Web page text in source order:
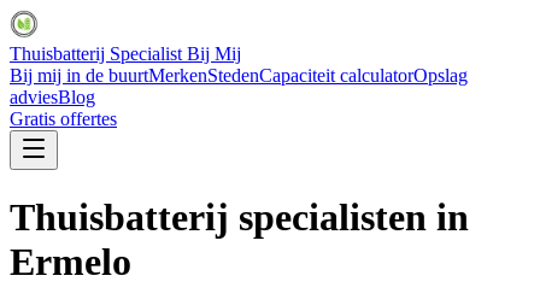
Thuisbatterij Specialist Bij Mij
Bij mij in de buurtMerkenStedenCapaciteit calculatorOpslag
adviesBlog
Gratis offertes
Thuisbatterij specialisten in
Ermelo